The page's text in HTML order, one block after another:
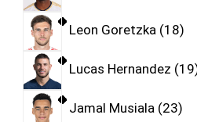
Leon Goretzka 18
Lucas Hernandez 19
Jamal Musiala 23